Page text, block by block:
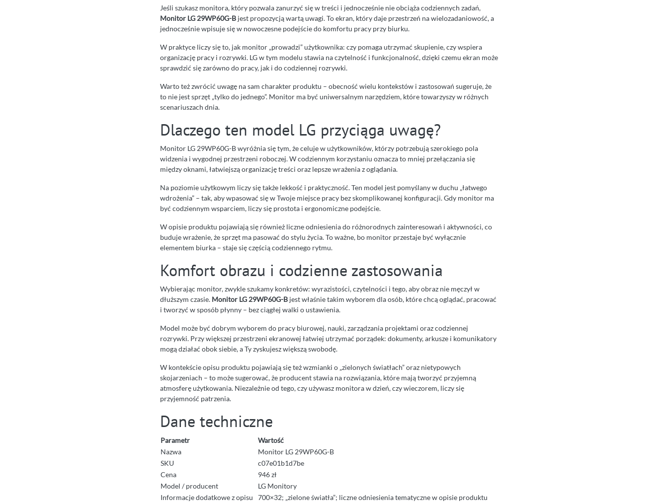
Jeśli szukasz monitora, który pozwala zanurzyć się w treści i jednocześnie nie obciąża codziennych zadań,
Monitor LG 29WP60G-B jest propozycją wartą uwagi. To ekran, który daje przestrzeń na wielozadaniowość, a
jednocześnie wpisuje się w nowoczesne podejście do komfortu pracy przy biurku.
W praktyce liczy się to, jak monitor „prowadzi” użytkownika: czy pomaga utrzymać skupienie, czy wspiera
organizację pracy i rozrywki. LG w tym modelu stawia na czytelność i funkcjonalność, dzięki czemu ekran może
sprawdzić się zarówno do pracy, jak i do codziennej rozrywki.
Warto też zwrócić uwagę na sam charakter produktu – obecność wielu kontekstów i zastosowań sugeruje, że
to nie jest sprzęt „tylko do jednego”. Monitor ma być uniwersalnym narzędziem, które towarzyszy w różnych
scenariuszach dnia.
Dlaczego ten model LG przyciąga uwagę?
Monitor LG 29WP60G-B wyróżnia się tym, że celuje w użytkowników, którzy potrzebują szerokiego pola
widzenia i wygodnej przestrzeni roboczej. W codziennym korzystaniu oznacza to mniej przełączania się
między oknami, łatwiejszą organizację treści oraz lepsze wrażenia z oglądania.
Na poziomie użytkowym liczy się także lekkość i praktyczność. Ten model jest pomyślany w duchu „łatwego
wdrożenia” – tak, aby wpasować się w Twoje miejsce pracy bez skomplikowanej konfiguracji. Gdy monitor ma
być codziennym wsparciem, liczy się prostota i ergonomiczne podejście.
W opisie produktu pojawiają się również liczne odniesienia do różnorodnych zainteresowań i aktywności, co
buduje wrażenie, że sprzęt ma pasować do stylu życia. To ważne, bo monitor przestaje być wyłącznie
elementem biurka – staje się częścią codziennego rytmu.
Komfort obrazu i codzienne zastosowania
Wybierając monitor, zwykle szukamy konkretów: wyrazistości, czytelności i tego, aby obraz nie męczył w
dłuższym czasie. Monitor LG 29WP60G-B jest właśnie takim wyborem dla osób, które chcą oglądać, pracować
i tworzyć w sposób płynny – bez ciągłej walki o ustawienia.
Model może być dobrym wyborem do pracy biurowej, nauki, zarządzania projektami oraz codziennej
rozrywki. Przy większej przestrzeni ekranowej łatwiej utrzymać porządek: dokumenty, arkusze i komunikatory
mogą działać obok siebie, a Ty zyskujesz większą swobodę.
W kontekście opisu produktu pojawiają się też wzmianki o „zielonych światłach” oraz nietypowych
skojarzeniach – to może sugerować, że producent stawia na rozwiązania, które mają tworzyć przyjemną
atmosferę użytkowania. Niezależnie od tego, czy używasz monitora w dzień, czy wieczorem, liczy się
przyjemność patrzenia.
Dane techniczne
Parametr
Wartość
Nazwa
Monitor LG 29WP60G-B
SKU
c07e01b1d7be
Cena
946 zł
Model / producent
LG Monitory
Informacje dodatkowe z opisu
700×32; „zielone światła”; liczne odniesienia tematyczne w opisie produktu